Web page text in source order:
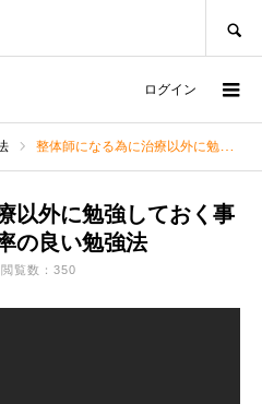
ログイン
整体師になる為に治療以外に勉強しておく事とは？開業までの効率の良い勉強法
以外に勉強しておく事
の良い勉強法
閲覧数：350